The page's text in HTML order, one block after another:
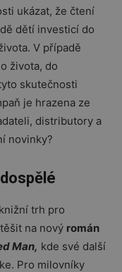
ukázat, že čtení
dětí investicí do
V případě
života, do
skutečnosti
je hrazena ze
distributory a
novinky?
trh pro
na nový román
Man, kde své další
Pro milovníky